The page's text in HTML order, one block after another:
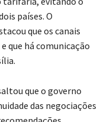
países. O
que os canais
que há comunicação
que o governo
das negociações